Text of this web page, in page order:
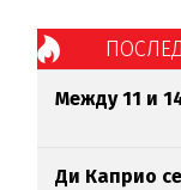
Между 11 и
Ди Каприо